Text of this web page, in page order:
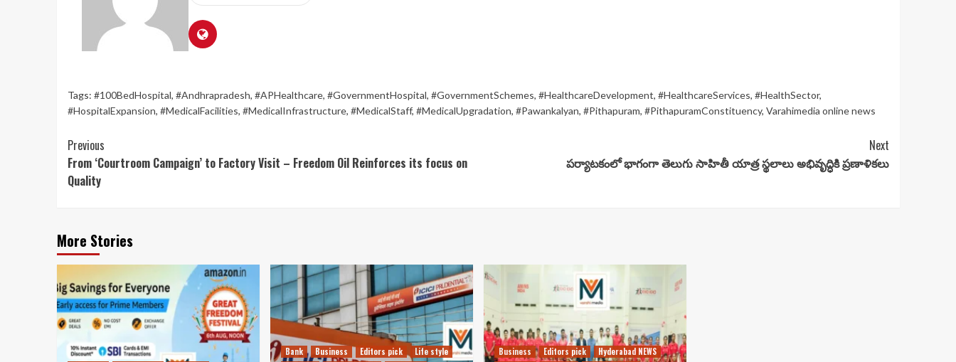
Tags: #100BedHospital, #Andhrapradesh, #APHealthcare, #GovernmentHospital, #GovernmentSchemes, #HealthcareDevelopment, #HealthcareServices, #HealthSector,
#HospitalExpansion, #MedicalFacilities, #MedicalInfrastructure, #MedicalStaff, #MedicalUpgradation, #Pawankalyan, #Pithapuram, #PithapuramConstituency, Varahimedia online news
Continue
Reading
Previous
From ‘Courtroom Campaign’ to Factory Visit – Freedom Oil Reinforces its focus on
Quality
Next
పర్యాటకంలో భాగంగా తెలుగు సాహితీ యాత్ర స్థలాలు అభివృద్ధికి ప్రణాళికలు
More Stories
Bank Business Editors pick
Life style
Business Editors pick
Hyderabad NEWS